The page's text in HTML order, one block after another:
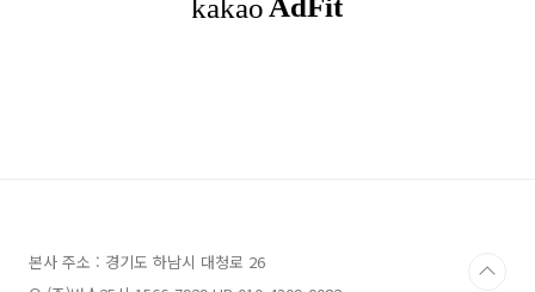
본사 주소 : 경기도 하남시 대청로 26